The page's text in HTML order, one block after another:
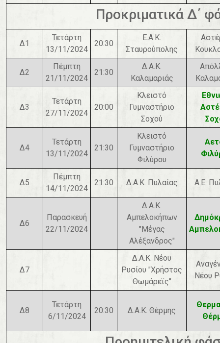
Προκριματικά Δ΄
Δ1
Τετάρτη
13/11/2024
20:30
Ε.Α.Κ.
Σταυρούπολης
Δ2
Πέμπτη
21/11/2024
21:30
Δ.Α.Κ.
Καλαμαριάς
Δ3
Τετάρτη
27/11/2024
20:00
Κλειστό
Γυμναστήριο
Σοχού
Δ4
Τετάρτη
13/11/2024
21:30
Κλειστό
Γυμναστήριο
Φιλύρου
Δ5
Πέμπτη
14/11/2024
21:30 Δ.Α.Κ. Πυλαίας Α.Ε.
Δ6
Παρασκευή
22/11/2024
Δ.Α.Κ.
Αμπελοκήπων
"Μέγας
Αλέξανδρος"
Δ7
Δ.Α.Κ. Νέου
Ρυσίου "Χρήστος
Θωμάρεϊς"
Νέου
Δ8
Τετάρτη
6/11/2024
20:30 Δ.Α.Κ. Θέρμης